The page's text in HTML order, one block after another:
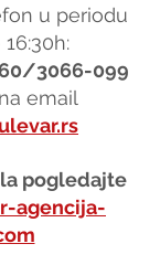
u periodu
3066-099
email
pogledajte
agencija-